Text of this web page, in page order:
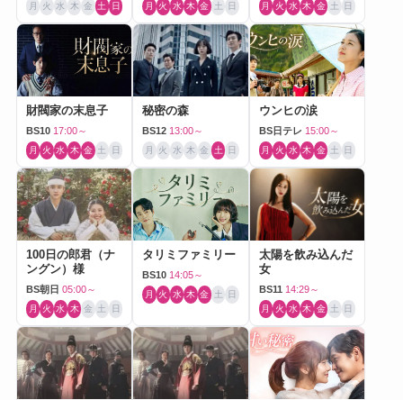
月 火 水 木 金 土 日 月 火 水 木 金 土 日 月 火 水 木 金 土 日
財閥家の末息子
BS10 17:00～
月 火 水 木 金 土 日
秘密の森
BS12 13:00～
月 火 水 木 金 土 日
ウンヒの涙
BS日テレ 15:00～
月 火 水 木 金 土 日
100日の郎君（ナ
ングン）様
BS朝日 05:00～
月 火 水 木 金 土 日
タリミファミリー
BS10 14:05～
月 火 水 木 金 土 日
太陽を飲み込んだ
女
BS11 14:29～
月 火 水 木 金 土 日